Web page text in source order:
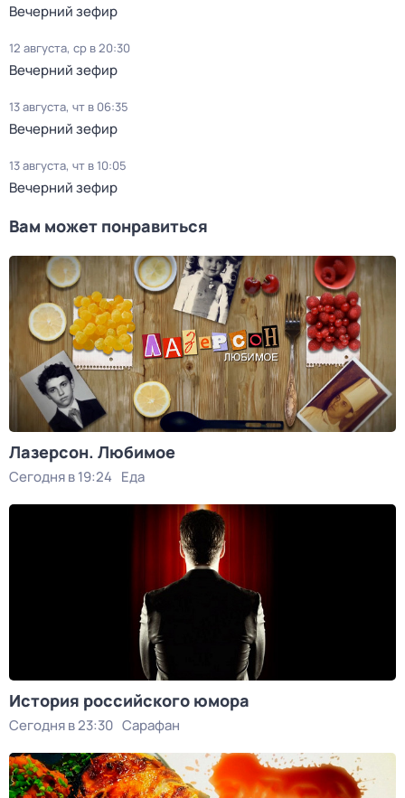
Вечерний зефир
12 августа, ср в 20:30
Вечерний зефир
13 августа, чт в 06:35
Вечерний зефир
13 августа, чт в 10:05
Вечерний зефир
Вам может понравиться
Лазерсон. Любимое
Сегодня в 19:24 Еда
История российского юмора
Сегодня в 23:30 Сарафан